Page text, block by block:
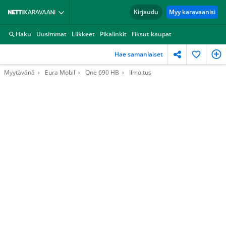
Kirjaudu Myy karavaanisi
Haku Uusimmat Liikkeet Pikalinkit Fiksut kaupat
Hae samanlaiset
Myytävänä Eura Mobil One 690 HB Ilmoitus